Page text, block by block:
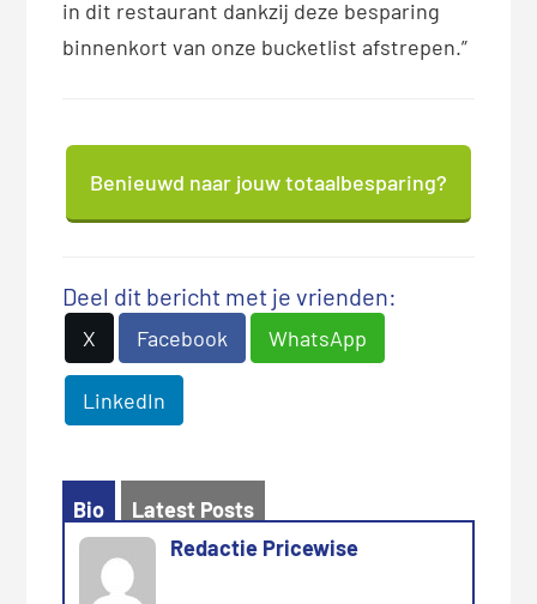
in dit restaurant dankzij deze besparing
binnenkort van onze bucketlist afstrepen.”
Benieuwd naar jouw totaalbesparing?
Deel dit bericht met je vrienden:
X Facebook WhatsApp
LinkedIn
Bio
Latest Posts
Redactie Pricewise